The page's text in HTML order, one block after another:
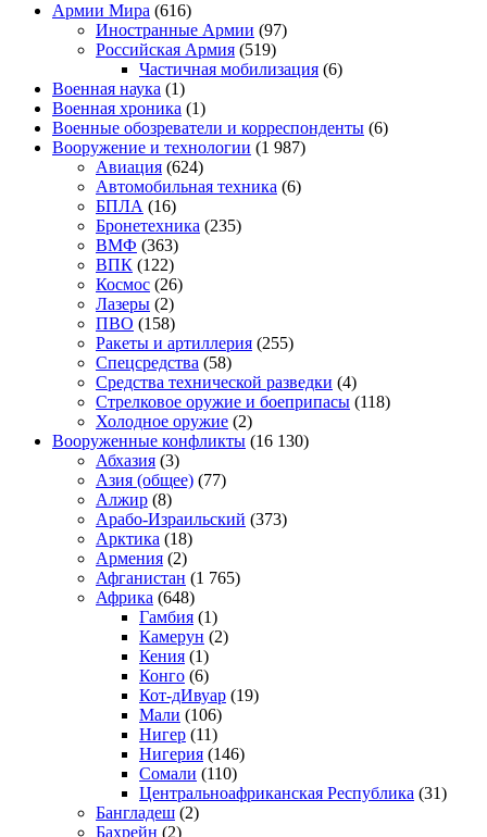
Армии Мира (616)
Иностранные Армии (97)
Российская Армия (519)
Частичная мобилизация (6)
Военная наука (1)
Военная хроника (1)
Военные обозреватели и корреспонденты (6)
Вооружение и технологии (1 987)
Авиация (624)
Автомобильная техника (6)
БПЛА (16)
Бронетехника (235)
ВМФ (363)
ВПК (122)
Космос (26)
Лазеры (2)
ПВО (158)
Ракеты и артиллерия (255)
Спецсредства (58)
Средства технической разведки (4)
Стрелковое оружие и боеприпасы (118)
Холодное оружие (2)
Вооруженные конфликты (16 130)
Абхазия (3)
Азия (общее) (77)
Алжир (8)
Арабо-Израильский (373)
Арктика (18)
Армения (2)
Афганистан (1 765)
Африка (648)
Гамбия (1)
Камерун (2)
Кения (1)
Конго (6)
Кот-дИвуар (19)
Мали (106)
Нигер (11)
Нигерия (146)
Сомали (110)
Центральноафриканская Республика (31)
Бангладеш (2)
Бахрейн (2)